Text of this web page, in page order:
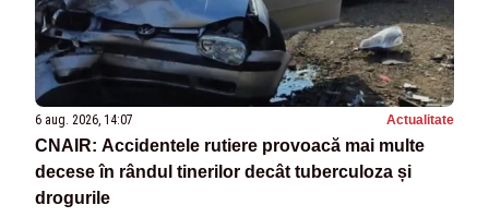
6 aug. 2026, 14:07 Actualitate
CNAIR: Accidentele rutiere provoacă mai multe
decese în rândul tinerilor decât tuberculoza și
drogurile